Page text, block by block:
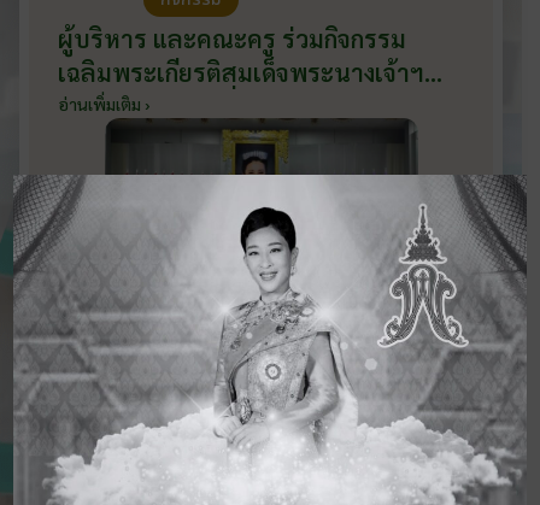
ผู้บริหาร และคณะครู ร่วมกิจกรรม
เฉลิมพระเกียรติสมเด็จพระนางเจ้าฯ
พระบรมราชินี เนื่องในโอกาสวันเฉลิม
พระชนมพรรษา กับหน่วยงานอำเภอ
เมืองบ้านโป่ง ณ ศาลาประชาคมริมน้ำ
วันที่ 3 มิถุนายน 2569
อ่านเพิ่มเติม ›
ดูข่าวสารทั้งหมด